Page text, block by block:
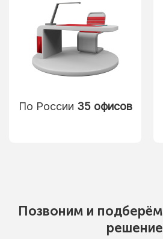
По России 35 офисов
Позвоним и подберём
решение